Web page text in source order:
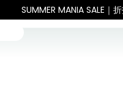
SUMMER MANIA SALE